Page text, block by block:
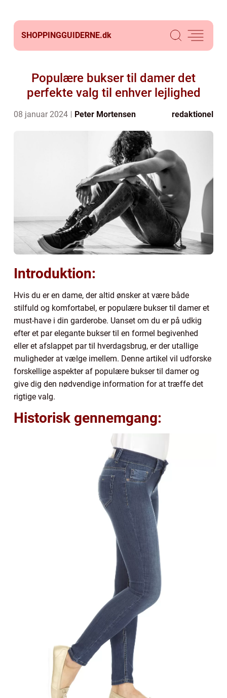
SHOPPINGGUIDERNE.dk
Populære bukser til damer det
perfekte valg til enhver lejlighed
08 januar 2024 Peter Mortensen redaktionel
Introduktion:
Hvis du er en dame, der altid ønsker at være både
stilfuld og komfortabel, er populære bukser til damer et
must-have i din garderobe. Uanset om du er på udkig
efter et par elegante bukser til en formel begivenhed
eller et afslappet par til hverdagsbrug, er der utallige
muligheder at vælge imellem. Denne artikel vil udforske
forskellige aspekter af populære bukser til damer og
give dig den nødvendige information for at træffe det
rigtige valg.
Historisk gennemgang: